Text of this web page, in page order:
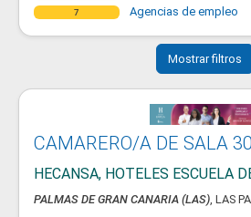
7 Agencias de empleo
Mostrar filtros
CAMARERO/A DE SALA
HECANSA, HOTELES ESCUELA
PALMAS DE GRAN CANARIA (LAS) , LAS